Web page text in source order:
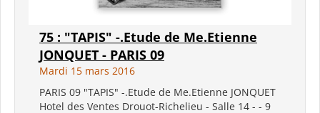
75 : "TAPIS" -.Etude de Me.Etienne
JONQUET - PARIS 09
Mardi 15 mars 2016
PARIS 09 "TAPIS" -.Etude de Me.Etienne JONQUET
Hotel des Ventes Drouot-Richelieu - Salle 14 - - 9